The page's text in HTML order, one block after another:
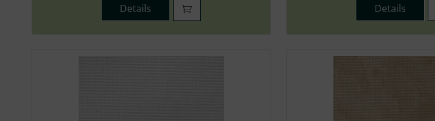
Details Details